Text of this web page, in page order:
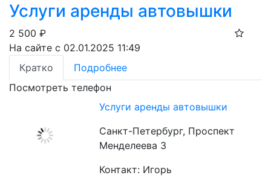
Услуги аренды автовышки
2 500 ₽
На сайте с 02.01.2025 11:49
Кратко
Подробнее
Посмотреть телефон
Услуги аренды автовышки
Санкт-Петербург, Проспект
Менделеева 3
Контакт: Игорь